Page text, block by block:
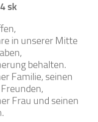
sk
in unserer Mitte
behalten.
Familie, seinen
Frau und seinen